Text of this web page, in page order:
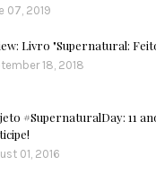
07, 2019
Livro "Supernatural:
18, 2018
#SupernaturalDay: 11
01, 2016